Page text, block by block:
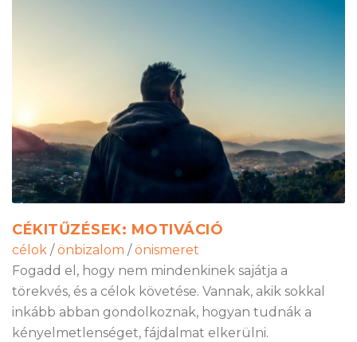
CÉKITŰZÉSEK: MOTIVÁCIÓ
célok / önbizalom / önismeret
Fogadd el, hogy nem mindenkinek sajátja a
törekvés, és a célok követése. Vannak, akik sokkal
inkább abban gondolkoznak, hogyan tudnák a
kényelmetlenséget, fájdalmat elkerülni.